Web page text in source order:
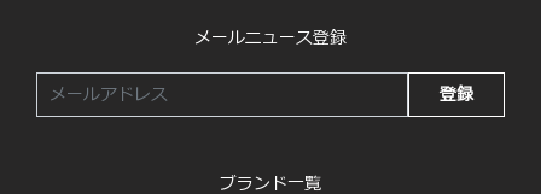
メールニュース登録
登録
ブランド一覧